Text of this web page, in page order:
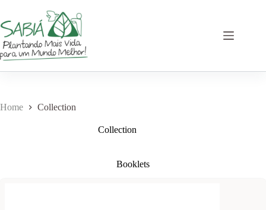
content
Home Collection
Collection
Booklets